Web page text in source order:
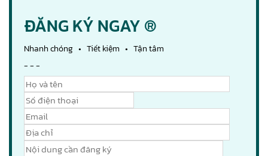
ĐĂNG KÝ NGAY ®
Nhanh chóng • Tiết kiệm • Tận tâm
- - -